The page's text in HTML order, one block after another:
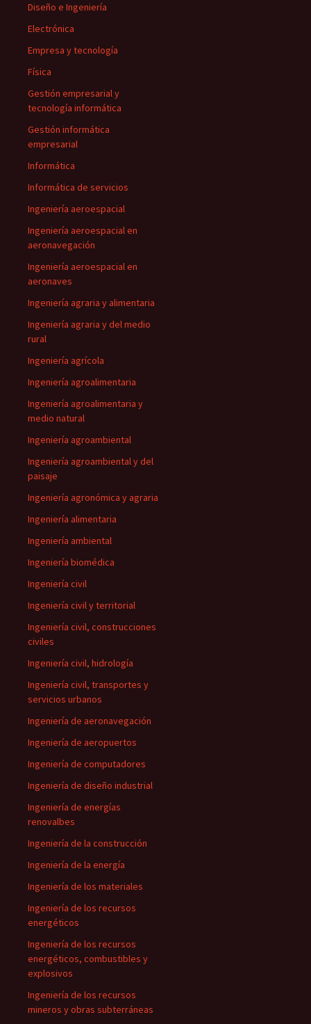
Diseño e Ingeniería
Electrónica
Empresa y tecnología
Física
Gestión empresarial y
tecnología informática
Gestión informática
empresarial
Informática
Informática de servicios
Ingeniería aeroespacial
Ingeniería aeroespacial en
aeronavegación
Ingeniería aeroespacial en
aeronaves
Ingeniería agraria y alimentaria
Ingeniería agraria y del medio
rural
Ingeniería agrícola
Ingeniería agroalimentaria
Ingeniería agroalimentaria y
medio natural
Ingeniería agroambiental
Ingeniería agroambiental y del
paisaje
Ingeniería agronómica y agraria
Ingeniería alimentaria
Ingeniería ambiental
Ingeniería biomédica
Ingeniería civil
Ingeniería civil y territorial
Ingeniería civil, construcciones
civiles
Ingeniería civil, hidrología
Ingeniería civil, transportes y
servicios urbanos
Ingeniería de aeronavegación
Ingeniería de aeropuertos
Ingeniería de computadores
Ingeniería de diseño industrial
Ingeniería de energías
renovalbes
Ingeniería de la construcción
Ingeniería de la energía
Ingeniería de los materiales
Ingeniería de los recursos
energéticos
Ingeniería de los recursos
energéticos, combustibles y
explosivos
Ingeniería de los recursos
mineros y obras subterráneas